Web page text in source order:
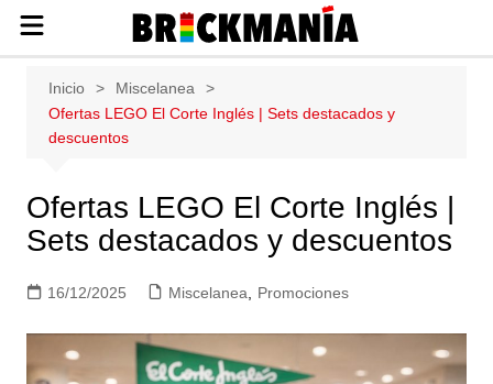
contenido
sobre las construcciones LEGO: Star
Wars, Harry Potter, City, Friends, Technic,
Ninjago, Duplo, Super Mario, Marvel,
Inicio
Miscelanea
Ofertas LEGO El Corte Inglés | Sets destacados y
descuentos
Ofertas LEGO El Corte Inglés |
Sets destacados y descuentos
16/12/2025 Miscelanea Promociones